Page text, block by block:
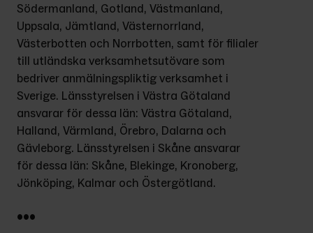
Södermanland, Gotland, Västmanland,
Uppsala, Jämtland, Västernorrland,
Västerbotten och Norrbotten, samt för filialer
till utländska verksamhetsutövare som
bedriver anmälningspliktig verksamhet i
Sverige. Länsstyrelsen i Västra Götaland
ansvarar för dessa län: Västra Götaland,
Halland, Värmland, Örebro, Dalarna och
Gävleborg. Länsstyrelsen i Skåne ansvarar
för dessa län: Skåne, Blekinge, Kronoberg,
Jönköping, Kalmar och Östergötland.
•••